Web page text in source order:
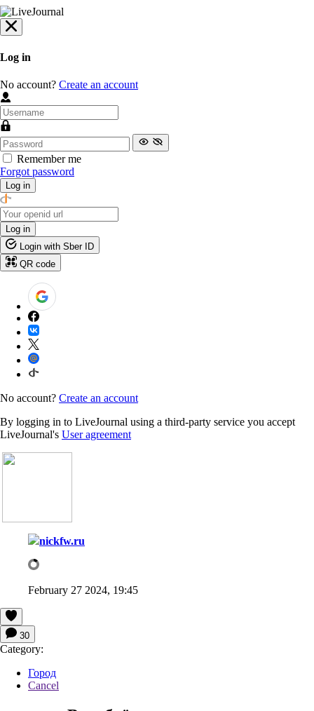
Log in
No account? Create an account
Remember me
Forgot password
Log in
Log in
Login with Sber ID
QR code
No account? Create an account
By logging in to LiveJournal using a third-party service you accept
LiveJournal's User agreement
nickfw.ru
February 27 2024, 19:45
30
Category:
Город
Cancel